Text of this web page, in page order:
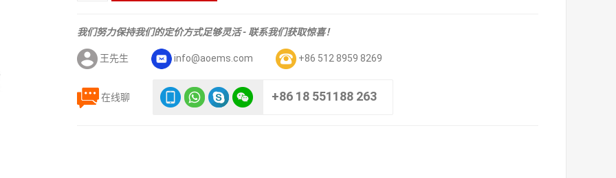
我们努力保持我们的定价方式足够灵活 - 联系我们获取惊喜！
王先生 info@aoems.com +86 512 8959 8269
在线聊 +86 18 551188 263